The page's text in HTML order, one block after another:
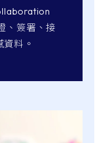
、簽署、接
料。